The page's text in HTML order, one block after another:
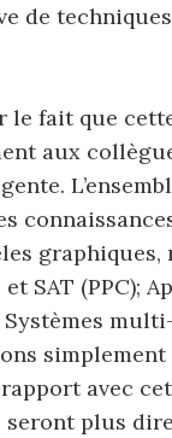
de
fait que
aux
graphiques,
SAT (PPC);
avec
seront plus